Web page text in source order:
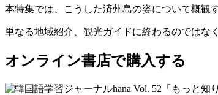
本特集では、こうした済州島の姿について概観
単なる地域紹介、観光ガイドに終わるのではな
オンライン書店で購入する